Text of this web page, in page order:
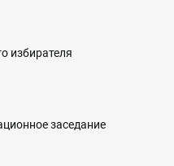
избирателя
заседание